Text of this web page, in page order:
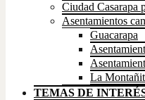
Ciudad Casarapa
Asentamientos
Guacarapa
La
TEMAS DE